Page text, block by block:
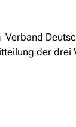
der drei